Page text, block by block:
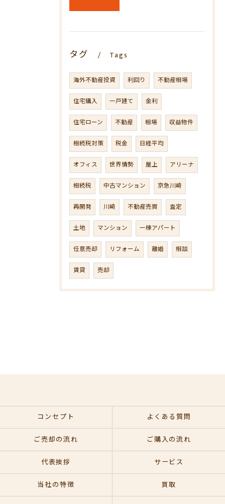
タグ Tags
海外不動産投資 利回り 不動産相場
住宅購入 一戸建て 金利
住宅ローン 不動産 相場 収益物件
相続税対策 税金 日経平均
オフィス 世界情勢 屋上 アリーナ
相続税 中古マンション 京急川崎
再開発 川崎 不動産売買 査定
土地 マンション 一棟アパート
任意売却 リフォーム 離婚 相談
賃貸 売却
コンセプト よくある質問
ご売却の流れ ご購入の流れ
代表挨拶 サービス
当社の特徴 買取